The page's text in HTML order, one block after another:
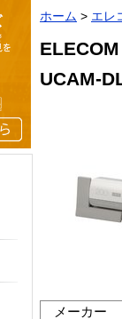
ホーム > エレ
UCAM-
メーカー